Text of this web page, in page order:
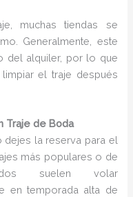
muchas tiendas se
Generalmente, este
del alquiler, por lo que
el traje después
Traje de Boda
dejes la reserva para el
más populares o de
suelen volar
en temporada alta de